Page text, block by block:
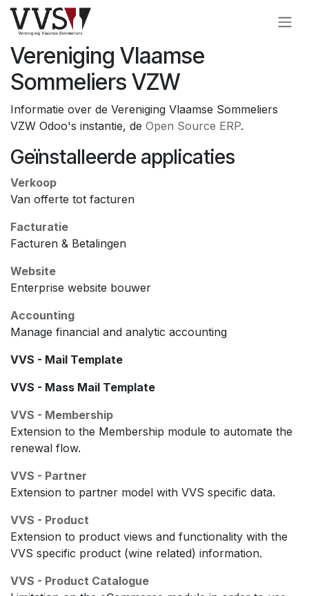
Overslaan naar inhoud
Vereniging Vlaamse
Sommeliers VZW
Informatie over de Vereniging Vlaamse Sommeliers
VZW Odoo's instantie, de Open Source ERP.
Geïnstalleerde applicaties
Verkoop
Van offerte tot facturen
Facturatie
Facturen & Betalingen
Website
Enterprise website bouwer
Accounting
Manage financial and analytic accounting
VVS - Mail Template
VVS - Mass Mail Template
VVS - Membership
Extension to the Membership module to automate the
renewal flow.
VVS - Partner
Extension to partner model with VVS specific data.
VVS - Product
Extension to product views and functionality with the
VVS specific product (wine related) information.
VVS - Product Catalogue